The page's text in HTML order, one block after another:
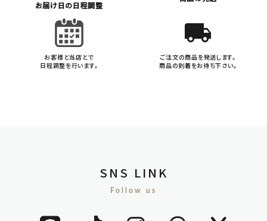
お届け日の日程調整
お客様と当店とで
日程調整を行います。
local_shipping
ご注文の商品を発送します。
商品の到着をお待ち下さい。
SNS LINK
Follow us